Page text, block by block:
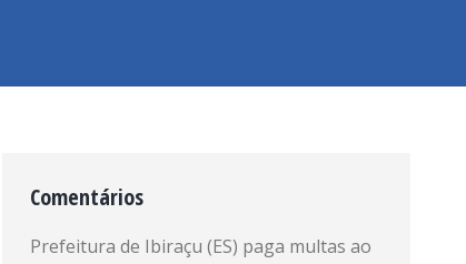
Comentários
Prefeitura de Ibiraçu (ES) paga multas ao